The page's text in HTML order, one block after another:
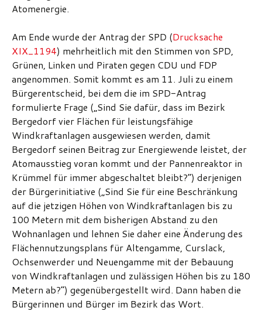
Atomenergie.
Am Ende wurde der Antrag der SPD (Drucksache
XIX_1194) mehrheitlich mit den Stimmen von SPD,
Grünen, Linken und Piraten gegen CDU und FDP
angenommen. Somit kommt es am 11. Juli zu einem
Bürgerentscheid, bei dem die im SPD-Antrag
formulierte Frage („Sind Sie dafür, dass im Bezirk
Bergedorf vier Flächen für leistungsfähige
Windkraftanlagen ausgewiesen werden, damit
Bergedorf seinen Beitrag zur Energiewende leistet, der
Atomausstieg voran kommt und der Pannenreaktor in
Krümmel für immer abgeschaltet bleibt?“) derjenigen
der Bürgerinitiative („Sind Sie für eine Beschränkung
auf die jetzigen Höhen von Windkraftanlagen bis zu
100 Metern mit dem bisherigen Abstand zu den
Wohnanlagen und lehnen Sie daher eine Änderung des
Flächennutzungsplans für Altengamme, Curslack,
Ochsenwerder und Neuengamme mit der Bebauung
von Windkraftanlagen und zulässigen Höhen bis zu 180
Metern ab?“) gegenübergestellt wird. Dann haben die
Bürgerinnen und Bürger im Bezirk das Wort.